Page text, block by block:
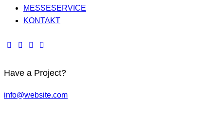
MESSESERVICE
KONTAKT
Have a Project?
info@website.com